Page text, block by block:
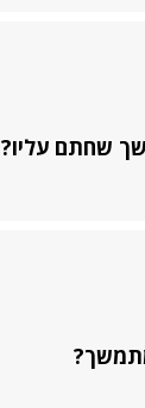
שחתם עליו?